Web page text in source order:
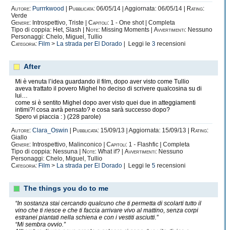
Autore: Purrrkwood Pubblicata: 06/05/14 | Aggiornata: 06/05/14 |
Rating:
Verde
Genere: Introspettivo, Triste | Capitoli: 1 - One shot | Completa
Tipo di coppia: Het, Slash |
Note: Missing Moments | Avvertimenti: Nessuno
Personaggi: Chelo, Miguel, Tullio
Categoria: Film > La strada per El Dorado | Leggi le 3 recensioni
After
Mi è venuta l’idea guardando il film, dopo aver visto come Tullio
aveva trattato il povero Mighel ho deciso di scrivere qualcosina su di
lui…
come si è sentito Mighel dopo aver visto quei due in atteggiamenti
intimi?! cosa avrà pensato? e cosa sarà successo dopo?
Spero vi piaccia : ) (228 parole)
Autore: Clara_Oswin Pubblicata: 15/09/13 | Aggiornata: 15/09/13 |
Rating:
Giallo
Genere: Introspettivo, Malinconico | Capitoli: 1 - Flashfic | Completa
Tipo di coppia: Nessuna |
Note: What if? | Avvertimenti: Nessuno
Personaggi: Chelo, Miguel, Tullio
Categoria: Film > La strada per El Dorado | Leggi le 5 recensioni
The things you do to me
“In sostanza stai cercando qualcuno che ti permetta di scolarti tutto il
vino che ti riesce e che ti faccia arrivare vivo al mattino, senza corpi
estranei piantati nella schiena e con i vestiti asciutti.”
“Mi sembra ovvio.”